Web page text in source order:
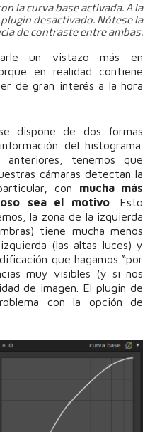
la curva base activada. A la
desactivado. Nótese la
de contraste entre ambas.
un vistazo más en
en realidad contiene
de gran interés a la hora
dispone de dos formas
del histograma.
anteriores, tenemos que
cámaras detectan la
con mucha más
sea el motivo. Esto
la zona de la izquierda
tiene mucha menos
(las altas luces) y
que hagamos “por
muy visibles (y si nos
de imagen. El plugin de
con la opción de